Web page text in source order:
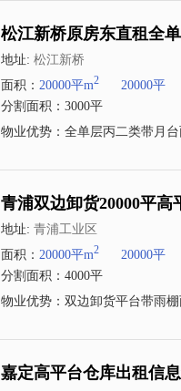
松江新桥原房东直租全
地址: 松江新桥
面积： 20000平m2 20000平
分割面积：3000平
物业优势：全单层丙二类带月
青浦双边卸货20000平高
地址: 青浦工业区
面积： 20000平m2 20000平
分割面积：4000平
物业优势：双边卸货平台带雨
嘉定高平台仓库出租信